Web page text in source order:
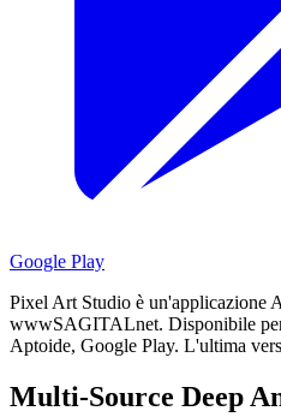
Google Play
Pixel Art Studio è un'applicazione
wwwSAGITALnet. Disponibile
Aptoide, Google Play. L'ultima
Multi-Source Deep